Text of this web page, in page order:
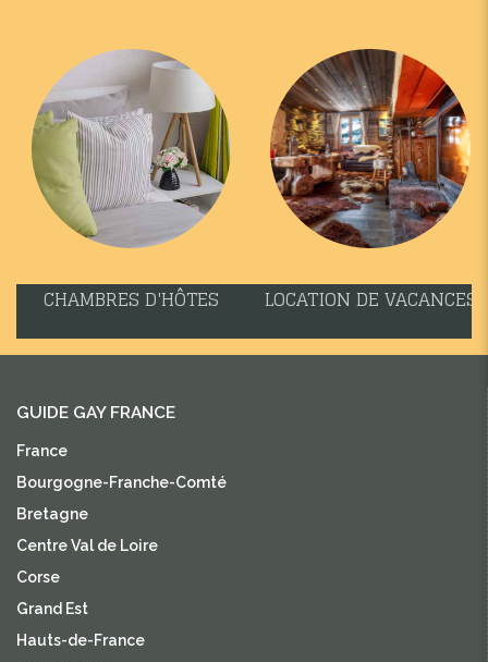
CHAMBRES D'HÔTES LOCATION DE VACANCES
GUIDE GAY FRANCE
France
Bourgogne-Franche-Comté
Bretagne
Centre Val de Loire
Corse
Grand Est
Hauts-de-France